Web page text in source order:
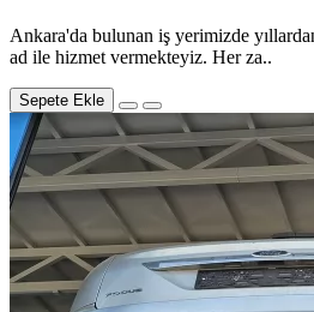
Ankara'da bulunan iş yerimizde
ad ile hizmet vermekteyiz. Her za..
Sepete Ekle